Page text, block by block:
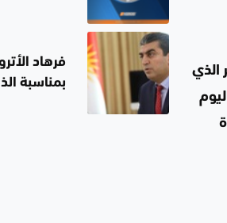
الأخضر الذي
اليوم
2026 في كرة
فرهاد
بمناسبة